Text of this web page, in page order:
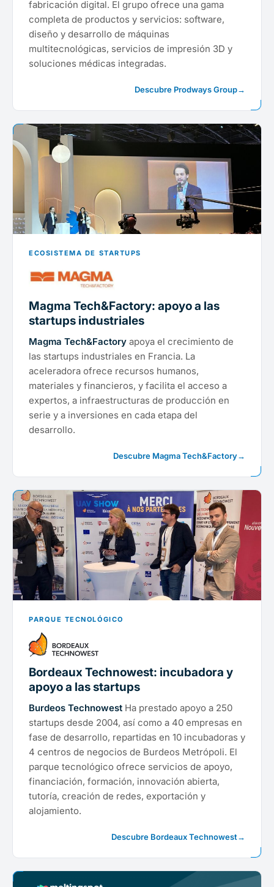
fabricación digital. El grupo ofrece una gama
completa de productos y servicios: software,
diseño y desarrollo de máquinas
multitecnológicas, servicios de impresión 3D y
soluciones médicas integradas.
Descubre Prodways Group→
ECOSISTEMA DE STARTUPS
Magma Tech&Factory: apoyo a las
startups industriales
Magma Tech&Factory apoya el crecimiento de
las startups industriales en Francia. La
aceleradora ofrece recursos humanos,
materiales y financieros, y facilita el acceso a
expertos, a infraestructuras de producción en
serie y a inversiones en cada etapa del
desarrollo.
Descubre Magma Tech&Factory→
PARQUE TECNOLÓGICO
Bordeaux Technowest: incubadora y
apoyo a las startups
Burdeos Technowest Ha prestado apoyo a 250
startups desde 2004, así como a 40 empresas en
fase de desarrollo, repartidas en 10 incubadoras y
4 centros de negocios de Burdeos Metrópoli. El
parque tecnológico ofrece servicios de apoyo,
financiación, formación, innovación abierta,
tutoría, creación de redes, exportación y
alojamiento.
Descubre Bordeaux Technowest→